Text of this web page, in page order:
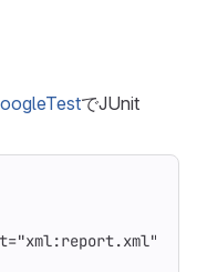
でJUnit